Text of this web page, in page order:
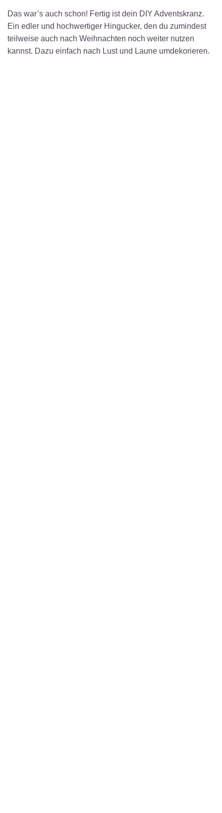
Das war’s auch schon! Fertig ist dein DIY Adventskranz.
Ein edler und hochwertiger Hingucker, den du zumindest
teilweise auch nach Weihnachten noch weiter nutzen
kannst. Dazu einfach nach Lust und Laune umdekorieren.